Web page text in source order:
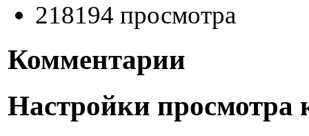
218194 просмотра
Комментарии
Настройки просмотра